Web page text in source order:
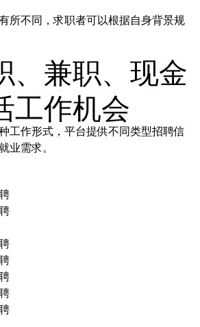
所不同，求职者可以根据自身背景规
、兼职、现金
工作机会
工作形式，平台提供不同类型招聘信
业需求。